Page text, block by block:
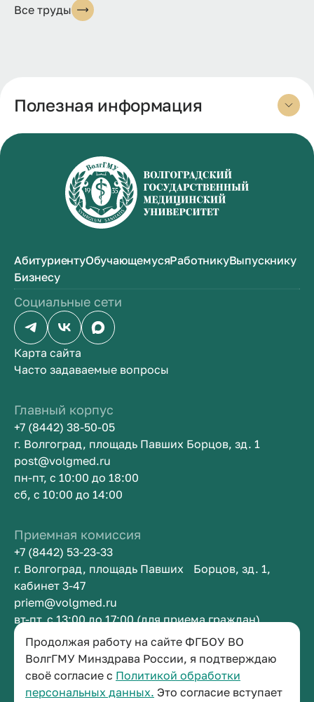
Продолжая работу на сайте ФГБОУ ВО
ВолгГМУ Минздрава России, я подтверждаю
своё согласие с Политикой обработки
персональных данных. Это согласие вступает
Все труды
Полезная информация
АбитуриентуОбучающемусяРаботникуВыпускнику
Бизнесу
Социальные сети
Карта сайта
Часто задаваемые вопросы
Главный корпус
+7 (8442) 38-50-05
г. Волгоград, площадь Павших Борцов, зд. 1
post@volgmed.ru
пн-пт, с 10:00 до 18:00
сб, с 10:00 до 14:00
Приемная комиссия
+7 (8442) 53-23-33
г. Волгоград, площадь Павших Борцов, зд. 1,
кабинет 3-47
priem@volgmed.ru
вт-пт, с 13:00 до 17:00 (для приема граждан)
Приемная ректора
+7 (8442) 38-50-05
г. Волгоград, площадь Павших Борцов, зд. 1,